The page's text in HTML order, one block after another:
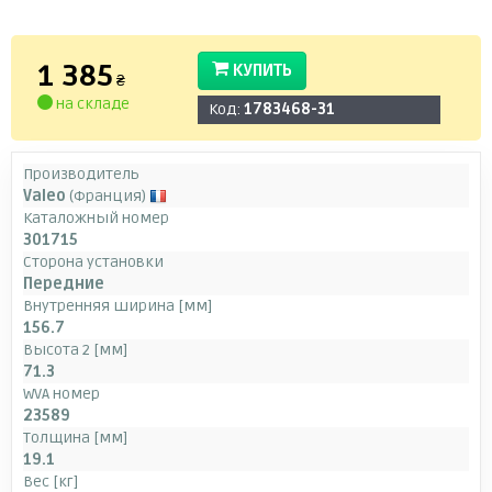
1 385 ₴
на складе
КУПИТЬ
Код: 1783468-31
Производитель
Valeo (Франция)
Каталожный номер
301715
Сторона установки
Передние
Внутренняя ширина [мм]
156.7
Высота 2 [мм]
71.3
WVA номер
23589
Толщина [мм]
19.1
Вес [кг]